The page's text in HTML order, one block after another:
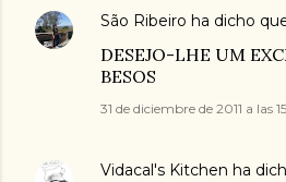
São Ribeiro ha dicho
DESEJO-LHE UM
BESOS
31 de diciembre de 2011 a las
Vidacal's Kitchen ha